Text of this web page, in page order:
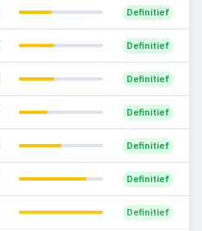
835
403
327
275
81
58
Definitief
Definitief
Definitief
Definitief
Definitief
Definitief
Definitief